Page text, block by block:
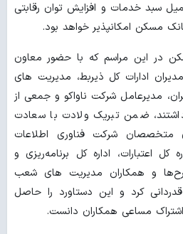
سبد خدمات و افزایش توان رقابتی
مسکن امکانپذیر خواهد بود.
در این مراسم که با حضور معاون
ادارات کل ذیربط، مدیریت های
مدیرعامل شرکت ناواکو و جمعی از
ضمن تبریک ولادت با سعادت
متخصصان شرکت فناوری اطلاعات
کل اعتبارات، اداره کل برنامه‌ریزی و
و همکاران مدیریت های شعب
کرد و این دستاورد را حاصل
مساعی همکاران دانست.